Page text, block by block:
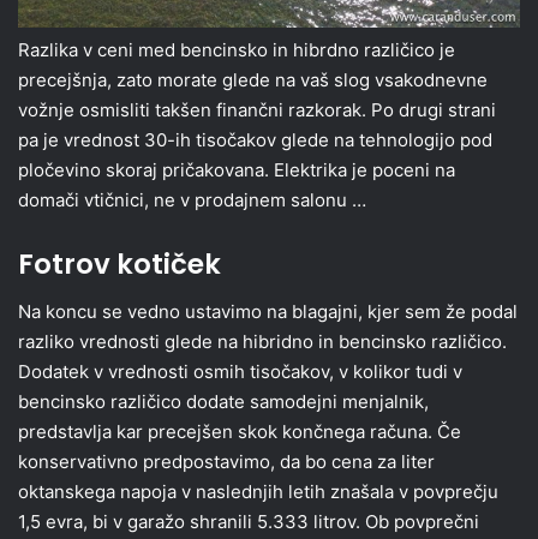
Razlika v ceni med bencinsko in hibrdno različico je
precejšnja, zato morate glede na vaš slog vsakodnevne
vožnje osmisliti takšen finančni razkorak. Po drugi strani
pa je vrednost 30-ih tisočakov glede na tehnologijo pod
pločevino skoraj pričakovana. Elektrika je poceni na
domači vtičnici, ne v prodajnem salonu …
Fotrov kotiček
Na koncu se vedno ustavimo na blagajni, kjer sem že podal
razliko vrednosti glede na hibridno in bencinsko različico.
Dodatek v vrednosti osmih tisočakov, v kolikor tudi v
bencinsko različico dodate samodejni menjalnik,
predstavlja kar precejšen skok končnega računa. Če
konservativno predpostavimo, da bo cena za liter
oktanskega napoja v naslednjih letih znašala v povprečju
1,5 evra, bi v garažo shranili 5.333 litrov. Ob povprečni